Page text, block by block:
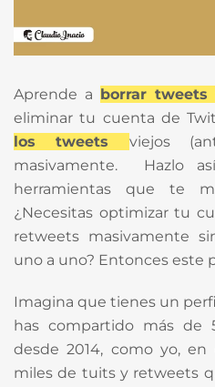
Aprende a borrar tweets
eliminar tu cuenta de
los tweets viejos
masivamente. Hazlo
herramientas que te
¿Necesitas optimizar tu
retweets masivamente
uno a uno? Entonces este
Imagina que tienes un
has compartido más de
desde 2014, como yo,
miles de tuits y retweets